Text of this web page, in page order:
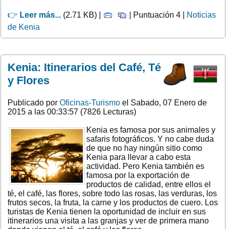
👉 Leer más... (2.71 KB) | | Puntuación 4 |
Noticias
de Kenia
Kenia: Itinerarios del Café, Té
y Flores
Publicado por Oficinas-Turismo el Sabado, 07 Enero de
2015 a las 00:33:57 (7826 Lecturas)
Kenia es famosa por sus animales y
safaris fotográficos. Y no cabe duda
de que no hay ningún sitio como
Kenia para llevar a cabo esta
actividad. Pero Kenia también es
famosa por la exportación de
productos de calidad, entre ellos el
té, el café, las flores, sobre todo las rosas, las verduras, los
frutos secos, la fruta, la carne y los productos de cuero. Los
turistas de Kenia tienen la oportunidad de incluir en sus
itinerarios una visita a las granjas y ver de primera mano